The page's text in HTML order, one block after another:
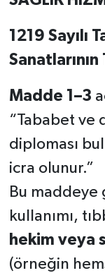
1219 Sayılı
Sanatlarının
Madde 1–3
“Tababet ve
diploması
icra olunur.”
Bu
kullanımı,
hekim veya
(örneğin